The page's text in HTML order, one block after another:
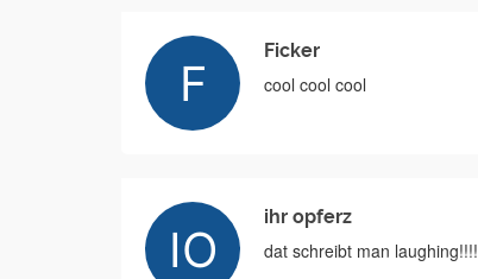
Ficker
cool cool cool
ihr opferz
dat schreibt man laughing!!!!